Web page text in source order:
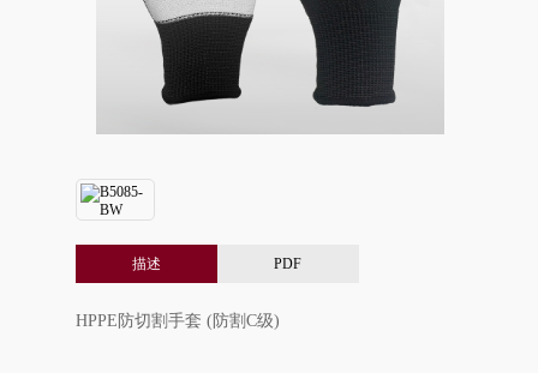
描述 PDF
HPPE防切割手套 (防割C级)